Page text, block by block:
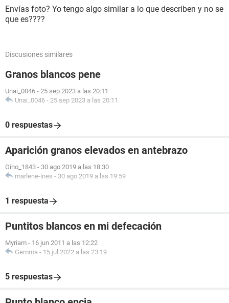
Envías foto? Yo tengo algo similar a lo que describen y no se
que es????
Discusiones similares
Granos blancos pene
Unai_0046 - 25 sep 2023 a las 20:11
Unai_0046 - 25 sep 2023 a las 20:11
0 respuestas
Aparición granos elevados en antebrazo
Gino_1843 - 30 ago 2019 a las 18:30
marlene-ines - 30 ago 2019 a las 19:59
1 respuesta
Puntitos blancos en mi defecación
Myriam - 16 jun 2011 a las 12:22
Gemma - 15 jul 2022 a las 23:19
5 respuestas